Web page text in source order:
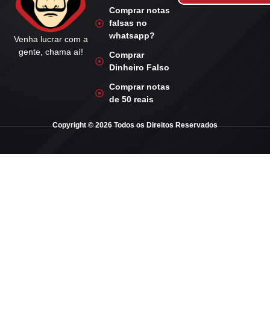
Venha lucrar com a
gente, chama aí!
Comprar notas
falsas no
whatsapp?
Comprar
Dinheiro Falso
Comprar notas
de 50 reais
Copyright © 2026 Todos os Direitos Reservados